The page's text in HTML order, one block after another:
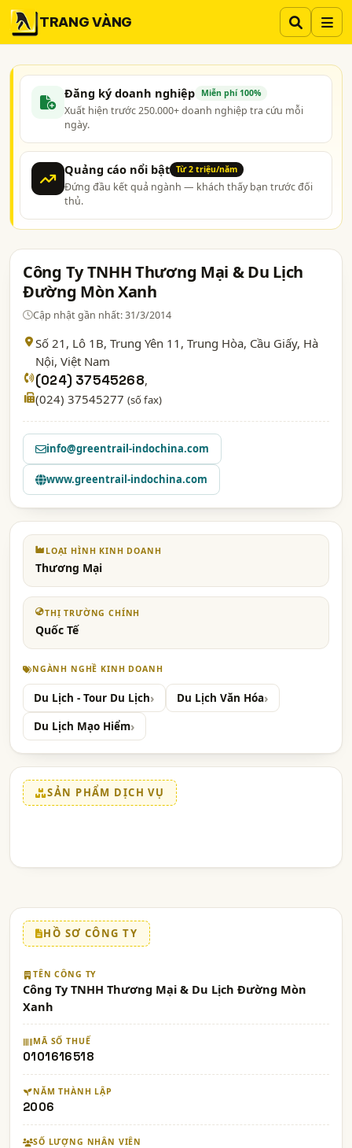
TRANG VÀNG
Đăng ký doanh nghiệp Miễn phí 100%
Xuất hiện trước 250.000+ doanh nghiệp tra cứu mỗi
ngày.
Quảng cáo nổi bật Từ 2 triệu/năm
Đứng đầu kết quả ngành — khách thấy bạn trước đối
thủ.
Công Ty TNHH Thương Mại & Du Lịch
Đường Mòn Xanh
Cập nhật gần nhất: 31/3/2014
Số 21, Lô 1B, Trung Yên 11, Trung Hòa, Cầu Giấy, Hà
Nội, Việt Nam
(024) 37545268,
(024) 37545277 (số fax)
info@greentrail-indochina.com
www.greentrail-indochina.com
LOẠI HÌNH KINH DOANH
Thương Mại
THỊ TRƯỜNG CHÍNH
Quốc Tế
NGÀNH NGHỀ KINH DOANH
Du Lịch - Tour Du Lịch
Du Lịch Văn Hóa
Du Lịch Mạo Hiểm
SẢN PHẨM DỊCH VỤ
HỒ SƠ CÔNG TY
TÊN CÔNG TY
Công Ty TNHH Thương Mại & Du Lịch Đường Mòn
Xanh
MÃ SỐ THUẾ
0101616518
NĂM THÀNH LẬP
2006
SỐ LƯỢNG NHÂN VIÊN